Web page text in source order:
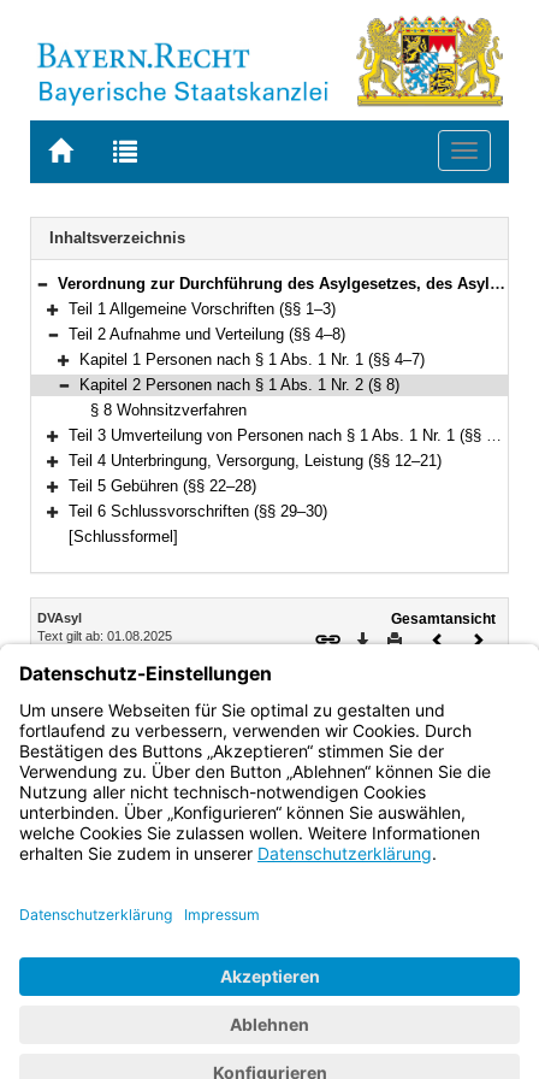
Zur
BAYERN.RECHT
Zur
letzten
Suche
Toggle
Navigation
Inhaltsverzeichnis
Bereich reduzieren
Verordnung zur Durchführung des Asylgesetzes, des Asylbewerberleistungsgesetzes, des Aufnahmegesetzes und des § 12a des Aufenthaltsgesetzes (Asyldurchführungsverordnung – DVAsyl) Vom 16. August 2016 (GVBl. S. 258) BayRS 26-5-1-I (§§ 1–30)
Bereich erweitern
Teil 1 Allgemeine Vorschriften (§§ 1–3)
Bereich reduzieren
Teil 2 Aufnahme und Verteilung (§§ 4–8)
Bereich erweitern
Kapitel 1 Personen nach § 1 Abs. 1 Nr. 1 (§§ 4–7)
Bereich reduzieren
Kapitel 2 Personen nach § 1 Abs. 1 Nr. 2 (§ 8)
§ 8 Wohnsitzverfahren
Bereich erweitern
Teil 3 Umverteilung von Personen nach § 1 Abs. 1 Nr. 1 (§§ 9–11)
Bereich erweitern
Teil 4 Unterbringung, Versorgung, Leistung (§§ 12–21)
Bereich erweitern
Teil 5 Gebühren (§§ 22–28)
Bereich erweitern
Teil 6 Schlussvorschriften (§§ 29–30)
[Schlussformel]
Inhalt
DVAsyl
Text gilt ab: 01.08.2025
Gesamtansicht
Download
DruckenVorheriges
Kapitel 2 Personen nach § 1 Abs. 1 Nr. 2
§ 8 Wohnsitzverfahren
Bayern.de
BayernPortal
Impressum